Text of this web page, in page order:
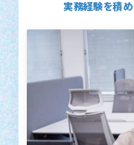
実務経験を積